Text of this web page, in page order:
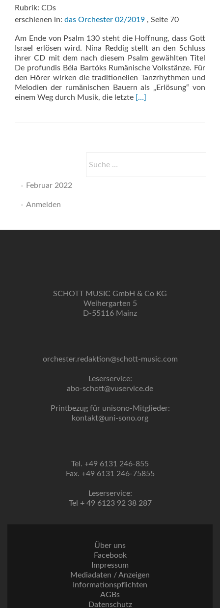
Rubrik: CDs
erschienen in: das Orchester 02/2019 , Seite 70
Am Ende von Psalm 130 steht die Hoffnung, dass Gott
Israel erlösen wird. Nina Reddig stellt an den Schluss
ihrer CD mit dem nach diesem Psalm gewählten Titel
De profundis Béla Bartóks Rumänische Volkstänze. Für
den Hörer wirken die traditionellen Tanzrhythmen und
Melodien der rumänischen Bauern als „Erlösung“ von
einem Weg durch Musik, die letzte Read
[…]
nach:
Februar 2022
Anmelden
SCHOTT MUSIC GmbH & Co KG
Weihergarten 5
D-55116 Mainz
orchester.redaktion@schott-music.com
Leserservice:
abo-schott@vuservice.de
Printbezug für unisono-Mitglieder:
kontakt@uni-sono.org
Tel. +49 6131 246-855
Fax. +49 6131 246-75855
Leserservice:
Tel + 49 6123 92 38 287
Über uns
Facebook
Impressum
Mediadaten / Anzeigen
Informationspflichten
AGBs
Datenschutz